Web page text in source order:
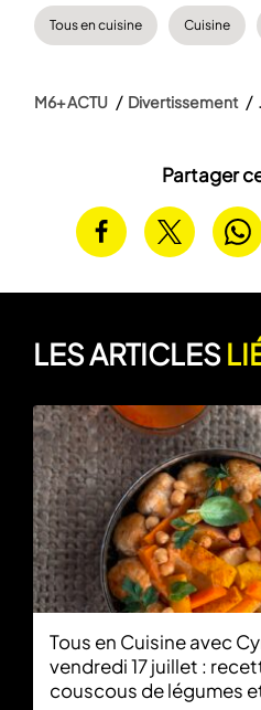
Partager
Tous en cuisine Cuisine
M6+ ACTU Divertissement
LES ARTICLES
Tous en Cuisine avec
vendredi 17 juillet :
couscous de légumes